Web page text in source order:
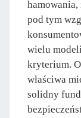
pod tym
wielu
kryterium.
właściwa
solidny